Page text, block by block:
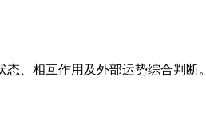
、相互作用及外部运势综合判断。